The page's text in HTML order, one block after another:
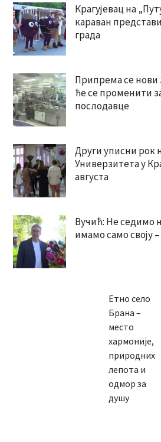
Крагујевац на
караван
града
Припрема се нови
ће се променити
послодавце
Други уписни рок
Универзитета у
августа
Вучић: Не седимо
имамо само своју
Етно село
Брана –
место
хармоније,
природних
лепота и
одмор за
душу